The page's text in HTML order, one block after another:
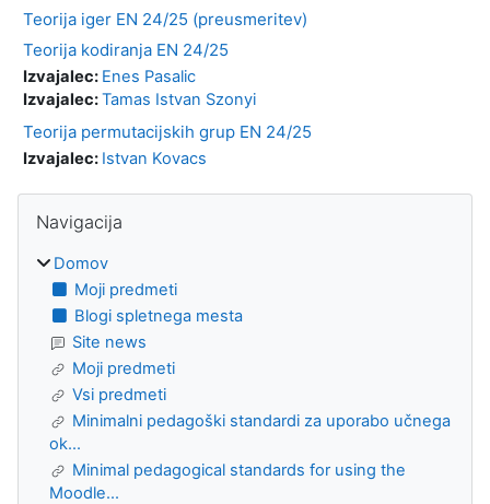
Teorija iger EN 24/25 (preusmeritev)
Teorija kodiranja EN 24/25
Izvajalec: Enes Pasalic
Izvajalec:Tamas Istvan Szonyi
Teorija permutacijskih grup EN 24/25
Izvajalec: Istvan Kovacs
Bloki
Navigacija
Domov
Moji predmeti
Blogi spletnega mesta
Site news
Moji predmeti
Vsi predmeti
Minimalni pedagoški standardi za uporabo učnega
ok...
Minimal pedagogical standards for using the
Moodle...